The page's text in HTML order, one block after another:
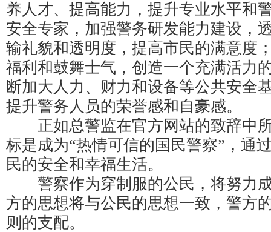
养人才、提高能力，提升专业水平和
安全专家，加强警务研发能力建设，
输礼貌和透明度，提高市民的满意度
福利和鼓舞士气，创造一个充满活力
断加大人力、财力和设备等公共安全
提升警务人员的荣誉感和自豪感。
正如总警监在官方网站的致辞中
标是成为“热情可信的国民警察”，通
民的安全和幸福生活。
警察作为穿制服的公民，将努力
方的思想将与公民的思想一致，警方
则的支配。